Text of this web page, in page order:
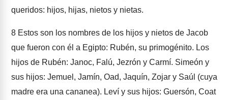
queridos: hijos, hijas, nietos y nietas.
8 Estos son los nombres de los hijos y nietos de Jacob
que fueron con él a Egipto: Rubén, su primogénito. Los
hijos de Rubén: Janoc, Falú, Jezrón y Carmí. Simeón y
sus hijos: Jemuel, Jamín, Oad, Jaquín, Zojar y Saúl (cuya
madre era una cananea). Leví y sus hijos: Guersón, Coat